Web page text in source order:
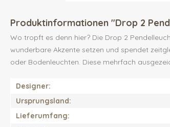
Produktinformationen "Drop 2
Wo tropft es denn hier? Die Drop 2
wunderbare Akzente setzen und spendet
oder Bodenleuchten. Diese mehrfach
Designer:
Ursprungsland:
Lieferumfang: